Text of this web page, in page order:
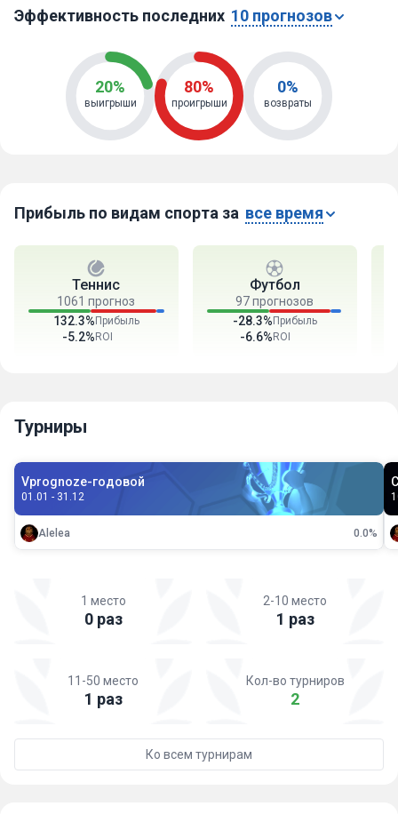
Эффективность последних 10 прогнозов
20%
выигрыши
80%
проигрыши
0%
возвраты
Прибыль по видам спорта за все время
Теннис
1061 прогноз
132.3%
-5.2%
Прибыль
ROI
Футбол
97 прогнозов
-28.3%
-6.6%
Прибыль
ROI
Турниры
Vprognoze-годовой
01.01 - 31.12
Alelea 0.0%
1 место
0 раз
2-10 место
1 раз
11-50 место
1 раз
Кол-во турниров
2
Ко всем турнирам